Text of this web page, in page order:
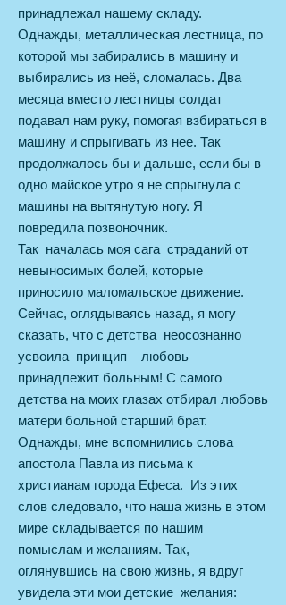
принадлежал нашему складу.
Однажды, металлическая лестница, по
которой мы забирались в машину и
выбирались из неё, сломалась. Два
месяца вместо лестницы солдат
подавал нам руку, помогая взбираться в
машину и спрыгивать из нее. Так
продолжалось бы и дальше, если бы в
одно майское утро я не спрыгнула с
машины на вытянутую ногу. Я
повредила позвоночник.
Так началась моя сага страданий от
невыносимых болей, которые
приносило маломальское движение.
Сейчас, оглядываясь назад, я могу
сказать, что с детства неосознанно
усвоила принцип – любовь
принадлежит больным! С самого
детства на моих глазах отбирал любовь
матери больной старший брат.
Однажды, мне вспомнились слова
апостола Павла из письма к
христианам города Ефеса. Из этих
слов следовало, что наша жизнь в этом
мире складывается по нашим
помыслам и желаниям. Так,
оглянувшись на свою жизнь, я вдруг
увидела эти мои детские желания: